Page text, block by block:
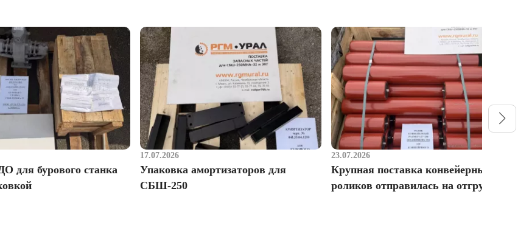
для бурового станка
17.07.2026
Упаковка амортизаторов для
СБШ-250
23.07.2026
Крупная поставка конвейерных
роликов отправилась на отгрузку